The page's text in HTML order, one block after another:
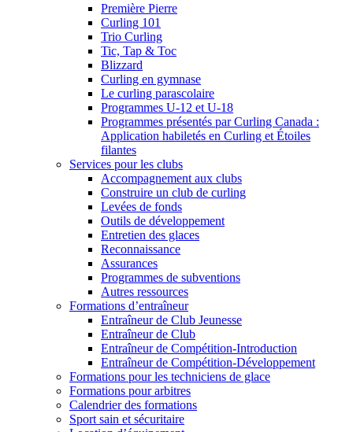
Première Pierre
Curling 101
Trio Curling
Tic, Tap & Toc
Blizzard
Curling en gymnase
Le curling parascolaire
Programmes U-12 et U-18
Programmes présentés par Curling Canada :
Application habiletés en Curling et Étoiles
filantes
Services pour les clubs
Accompagnement aux clubs
Construire un club de curling
Levées de fonds
Outils de développement
Entretien des glaces
Reconnaissance
Assurances
Programmes de subventions
Autres ressources
Formations d’entraîneur
Entraîneur de Club Jeunesse
Entraîneur de Club
Entraîneur de Compétition-Introduction
Entraîneur de Compétition-Développement
Formations pour les techniciens de glace
Formations pour arbitres
Calendrier des formations
Sport sain et sécuritaire